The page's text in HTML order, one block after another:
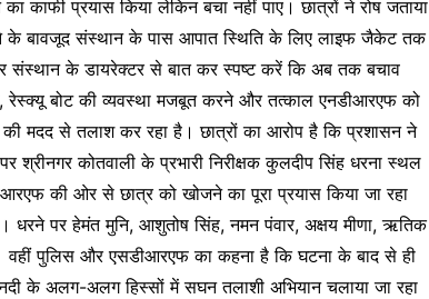
काफी प्रयास किया लेकिन बचा नहीं पाए। छात्रों ने रोष जताया
के बावजूद संस्थान के पास आपात स्थिति के लिए लाइफ जैकेट तक
संस्थान के डायरेक्टर से बात कर स्पष्ट करें कि अब तक बचाव
रेस्क्यू बोट की व्यवस्था मजबूत करने और तत्काल एनडीआरएफ को
मदद से तलाश कर रहा है। छात्रों का आरोप है कि प्रशासन ने
श्रीनगर कोतवाली के प्रभारी निरीक्षक कुलदीप सिंह धरना स्थल
की ओर से छात्र को खोजने का पूरा प्रयास किया जा रहा
धरने पर हेमंत मुनि, आशुतोष सिंह, नमन पंवार, अक्षय मीणा, ऋतिक
पुलिस और एसडीआरएफ का कहना है कि घटना के बाद से ही
के अलग-अलग हिस्सों में सघन तलाशी अभियान चलाया जा रहा